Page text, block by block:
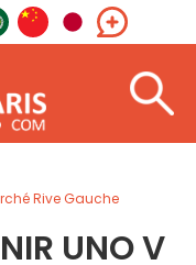
Rive Gauche
UNO V